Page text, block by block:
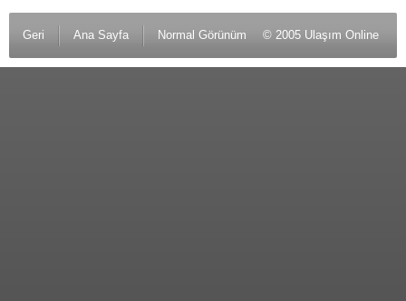
Geri Ana Sayfa Normal Görünüm © 2005 Ulaşım Online